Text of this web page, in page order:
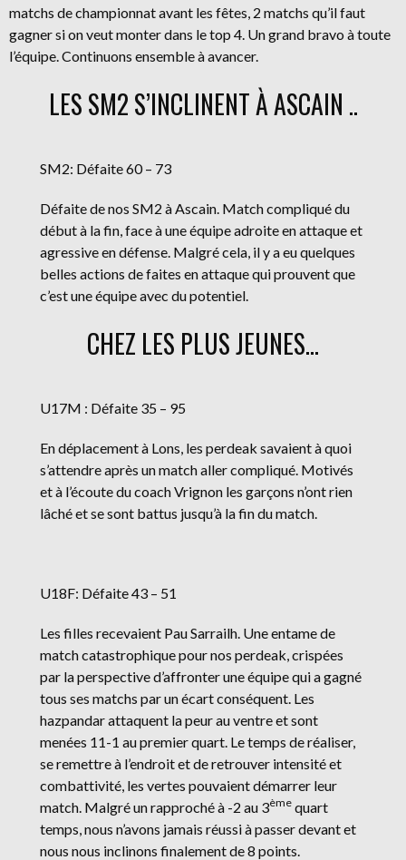
matchs de championnat avant les fêtes, 2 matchs qu’il faut
gagner si on veut monter dans le top 4. Un grand bravo à toute
l’équipe. Continuons ensemble à avancer.
LES SM2 S’INCLINENT À ASCAIN ..
SM2: Défaite 60 – 73
Défaite de nos SM2 à Ascain. Match compliqué du
début à la fin, face à une équipe adroite en attaque et
agressive en défense. Malgré cela, il y a eu quelques
belles actions de faites en attaque qui prouvent que
c’est une équipe avec du potentiel.
CHEZ LES PLUS JEUNES…
U17M : Défaite 35 – 95
En déplacement à Lons, les perdeak savaient à quoi
s’attendre après un match aller compliqué. Motivés
et à l’écoute du coach Vrignon les garçons n’ont rien
lâché et se sont battus jusqu’à la fin du match.
U18F: Défaite 43 – 51
Les filles recevaient Pau Sarrailh. Une entame de
match catastrophique pour nos perdeak, crispées
par la perspective d’affronter une équipe qui a gagné
tous ses matchs par un écart conséquent. Les
hazpandar attaquent la peur au ventre et sont
menées 11-1 au premier quart. Le temps de réaliser,
se remettre à l’endroit et de retrouver intensité et
combattivité, les vertes pouvaient démarrer leur
match. Malgré un rapproché à -2 au 3ème quart
temps, nous n’avons jamais réussi à passer devant et
nous nous inclinons finalement de 8 points.